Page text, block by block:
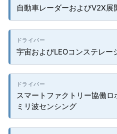
自動車レーダーおよびV2X展
宇宙およびLEOコンステレー
スマートファクトリー協働
ミリ波センシング